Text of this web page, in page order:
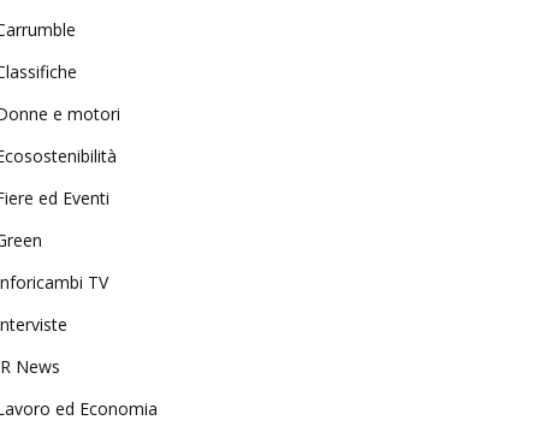
e motori
ed Eventi
TV
News
ed Economia